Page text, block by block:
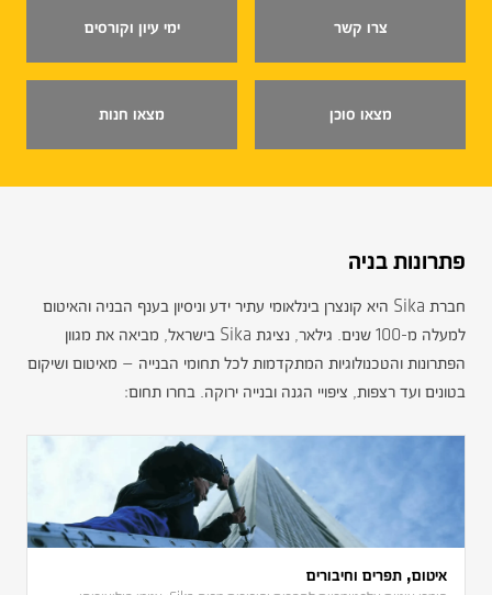
צרו קשר ימי עיון וקורסים
מצאו סוכן מצאו חנות
פתרונות בניה
חברת Sika היא קונצרן בינלאומי עתיר ידע וניסיון בענף הבניה והאיטום
למעלה מ-100 שנים. גילאר, נציגת Sika בישראל, מביאה את מגוון
הפתרונות והטכנולוגיות המתקדמות לכל תחומי הבנייה — מאיטום ושיקום
בטונים ועד רצפות, ציפויי הגנה ובנייה ירוקה. בחרו תחום:
איטום, תפרים וחיבורים